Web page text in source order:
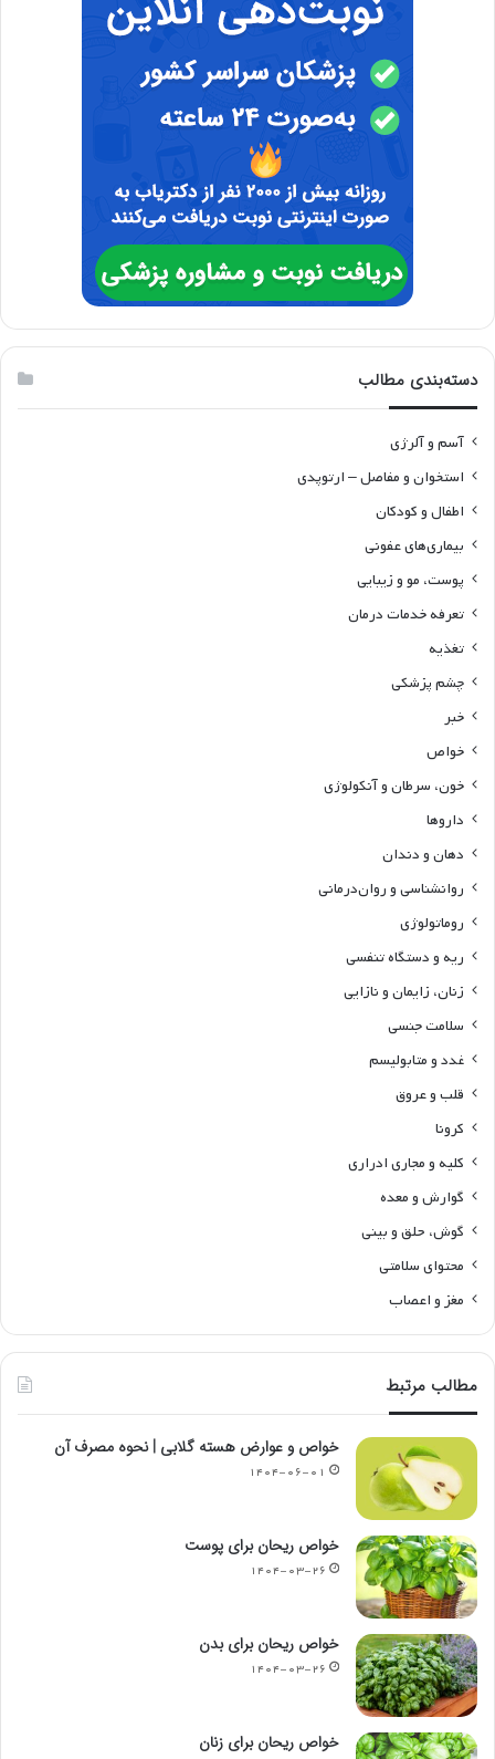
دسته‌بندی مطالب
آسم و آلرژی
استخوان و مفاصل – ارتوپدی
اطفال و کودکان
بیماری‌های عفونی
پوست، مو و زیبایی
تعرفه خدمات درمان
تغذیه
چشم پزشکی
خبر
خواص
خون، سرطان و آنکولوژی
داروها
دهان و دندان
روانشناسی و روان‌درمانی
روماتولوژی
ریه و دستگاه تنفسی
زنان، زایمان و نازایی
سلامت جنسی
غدد و متابولیسم
قلب و عروق
کرونا
کلیه و مجاری ادراری
گوارش و معده
گوش، حلق و بینی
محتوای سلامتی
مغز و اعصاب
مطالب مرتبط
خواص و عوارض هسته گلابی | نحوه مصرف آن
۱۴۰۴-۰۶-۰۱
خواص ریحان برای پوست
۱۴۰۴-۰۳-۲۶
خواص ریحان برای بدن
۱۴۰۴-۰۳-۲۶
خواص ریحان برای زنان